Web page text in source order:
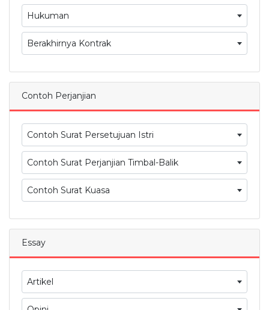
Hukuman
Berakhirnya Kontrak
Contoh Perjanjian
Contoh Surat Persetujuan Istri
Contoh Surat Perjanjian Timbal-Balik
Contoh Surat Kuasa
Essay
Artikel